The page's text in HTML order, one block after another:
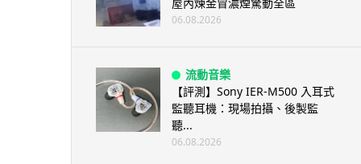
屋內煉金冒濃煙驚動全區
06.08.2026
流動音樂
【評測】Sony IER-M500 入耳式
監聽耳機：現場拍攝、後製監
聽...
06.08.2026